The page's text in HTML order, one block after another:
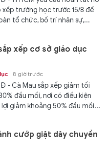
xếp trường học trước 15/8 để
tổ chức, bố trí nhân sự,...
xếp cơ sở giáo dục
8 giờ trước
- Cà Mau sắp xếp giảm tối
đầu mối, nơi có điều kiện
giảm khoảng 50% đầu mối...
cướp giật dây chuyền